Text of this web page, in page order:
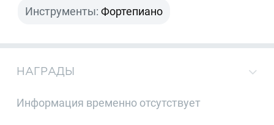
Инструменты: Фортепиано
НАГРАДЫ
Информация временно отсутствует